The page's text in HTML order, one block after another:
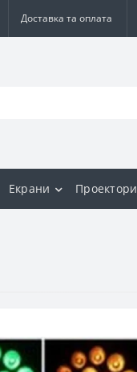
Доставка та оплата
Екрани Проектори